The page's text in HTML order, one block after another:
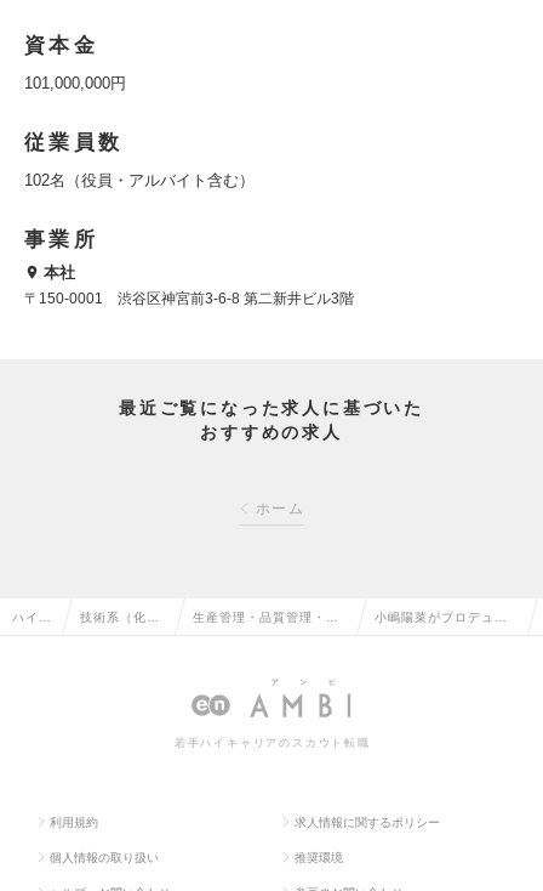
資本金
101,000,000円
従業員数
102名（役員・アルバイト含む）
事業所
本社
〒150-0001 渋谷区神宮前3-6-8 第二新井ビル3階
最近ご覧になった求人に基づいた
おすすめの求人
ホーム
ハイク 技術系（化 生産管理・品質管理・品
素材・食品・衣料）の転
小嶋陽菜がプロデュー
若手ハイキャリアのスカウト転職
利用規約 求人情報に関するポリシー
個人情報の取り扱い 推奨環境